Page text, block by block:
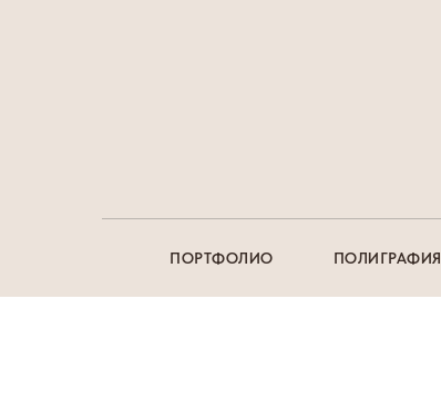
ПОРТФОЛИО ПОЛИГРАФИЯ